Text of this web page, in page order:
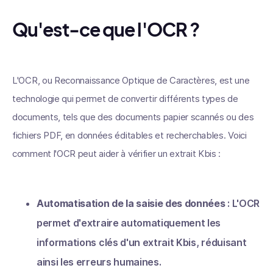
Qu'est-ce que l'OCR ?
L'OCR, ou Reconnaissance Optique de Caractères, est une
technologie qui permet de convertir différents types de
documents, tels que des documents papier scannés ou des
fichiers PDF, en données éditables et recherchables. Voici
comment l'OCR peut aider à vérifier un extrait Kbis :
Automatisation de la saisie des données: L'OCR
permet d'extraire automatiquement les
informations clés d'un extrait Kbis, réduisant
ainsi les erreurs humaines.